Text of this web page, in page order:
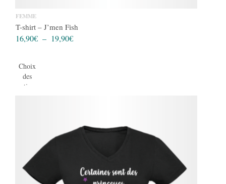
FEMME
T-shirt – J’men Fish
16,90€ – 19,90€Plage
Choix
des
options